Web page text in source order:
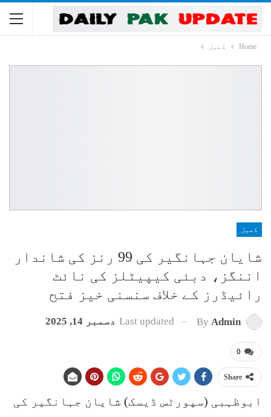
Home کھیل
کھیل
شایان جہانگیر کی 99 رنز کی شاندار
اننگز، دبئی کیپیٹلز کی نائٹ
رائیڈرز کے خلاف سنسنی خیز فتح
By Admin
Last updated دسمبر 14, 2025
0
Share
ابوظہبی (سپورٹس ڈیسک) شایان جہانگیر کی